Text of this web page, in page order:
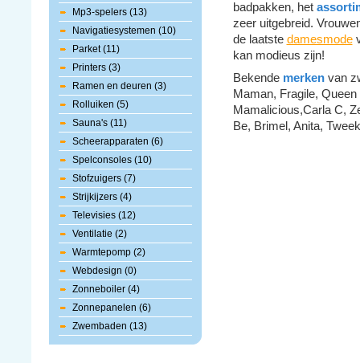
Mp3-spelers (13)
Navigatiesystemen (10)
Parket (11)
Printers (3)
Ramen en deuren (3)
Rolluiken (5)
Sauna's (11)
Scheerapparaten (6)
Spelconsoles (10)
Stofzuigers (7)
Strijkijzers (4)
Televisies (12)
Ventilatie (2)
Warmtepomp (2)
Webdesign (0)
Zonneboiler (4)
Zonnepanelen (6)
Zwembaden (13)
badpakken, het
zeer uitgebreid.
de laatste damesmode
kan modieus zijn!
Bekende merken van
Maman, Fragile,
Mamalicious,Carla C,
Be, Brimel, Anita,